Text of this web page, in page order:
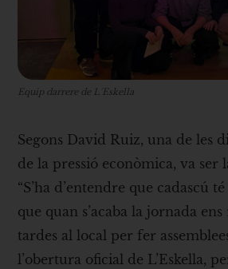
Equip darrere de L´Eskella
Segons David Ruiz, una de les
de la pressió econòmica, va ser
“S’ha d’entendre que cadascú
que quan s’acaba la jornada
tardes al local per fer
l’obertura oficial de L’Eskella,